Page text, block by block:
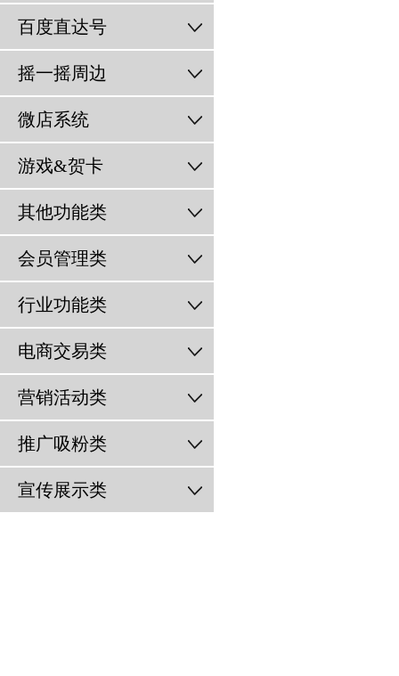
百度直达号
摇一摇周边
微店系统
游戏&贺卡
其他功能类
会员管理类
行业功能类
电商交易类
营销活动类
推广吸粉类
宣传展示类